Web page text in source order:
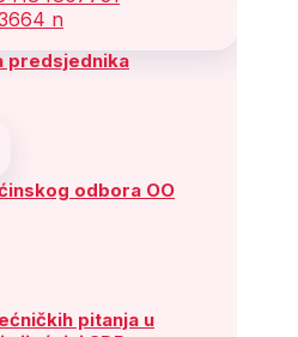
predsjednika
odbora OO
pitanja u